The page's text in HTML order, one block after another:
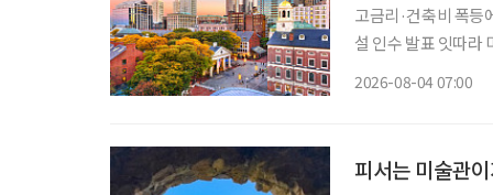
고금리·건축비 폭등에 신규 개발 ‘스톱’ 입주율
설 인수 발표 잇따라 미국 고령자 주거시설 시장에 지각변동이 나타나고 있다. 고령화로 입주
2026-08-04 07:00
피서는 미술관